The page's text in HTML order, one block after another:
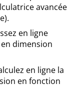
avancée
en ligne
dimension
en ligne la
en fonction